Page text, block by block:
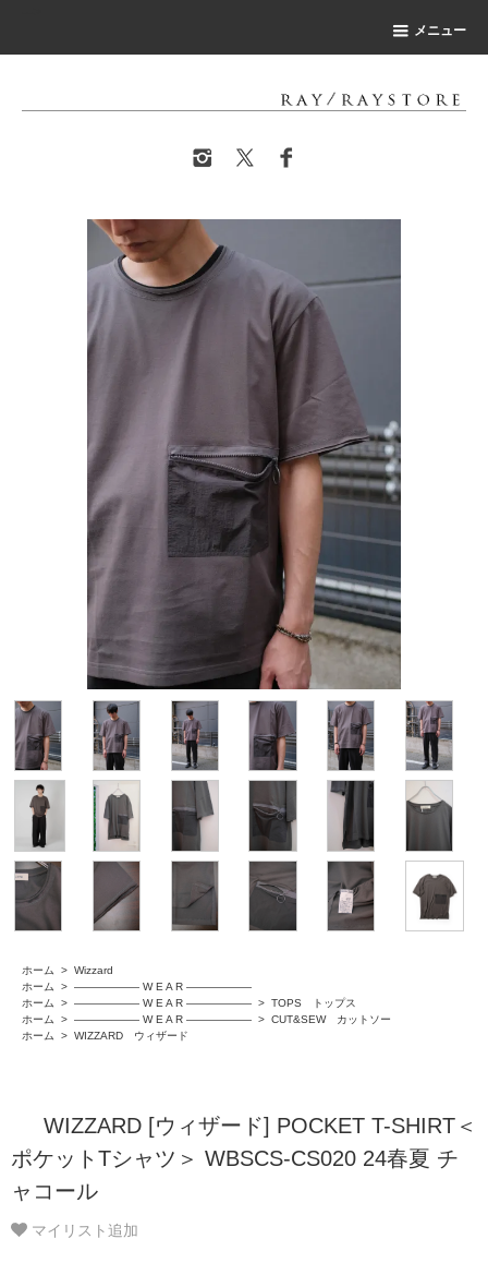
メニュー
ホーム > Wizzard
ホーム
> ―――――― W E A R ――――――
ホーム
> ―――――― W E A R ―――――― > TOPS トップス
ホーム
> ―――――― W E A R ―――――― > CUT&SEW カットソー
ホーム
> WIZZARD ウィザード
WIZZARD [ウィザード] POCKET T-SHIRT＜
ポケットTシャツ＞ WBSCS-CS020 24春夏 チ
ャコール
マイリスト追加